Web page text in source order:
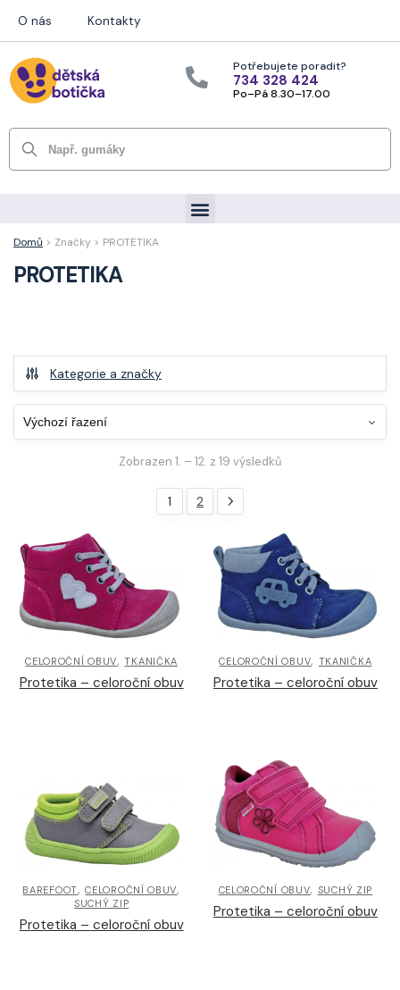
O nás Kontakty
Potřebujete poradit?
734 328 424
Po–Pá 8.30–17.00
Hledat
Domů > Značky > PROTETIKA
PROTETIKA
Kategorie a značky
Zobrazen 1. – 12. z 19 výsledků
1 2
CELOROČNÍ OBUV,TKANIČKA
Protetika – celoroční obuv
CELOROČNÍ OBUV, TKANIČKA
Protetika – celoroční obuv
BAREFOOT,CELOROČNÍ OBUV,
SUCHÝ ZIP
Protetika – celoroční obuv
CELOROČNÍ OBUV, SUCHÝ ZIP
Protetika – celoroční obuv